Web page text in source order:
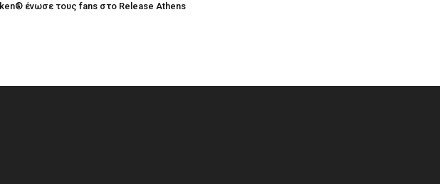
ένωσε τους fans στο Release Athens